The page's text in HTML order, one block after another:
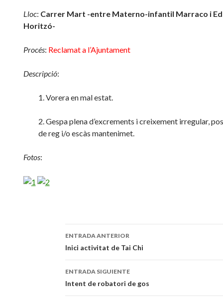
Lloc: Carrer Mart -entre Materno-infantil Marraco i
Horitzó-
Procés: Reclamat a l’Ajuntament
Descripció:
1. Vorera en mal estat.
2. Gespa plena d’excrements i creixement irregular,
de reg i/o escàs mantenimet.
Fotos:
Navegación
de
entradas
ENTRADA ANTERIOR
Inici activitat de Tai Chi
ENTRADA SIGUIENTE
Intent de robatori de gos